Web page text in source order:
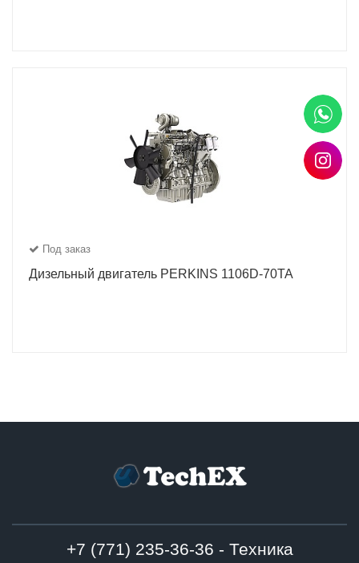
Под заказ
Дизельный двигатель PERKINS 1106D-70TA
+7 (771) 235-36-36 - Техника